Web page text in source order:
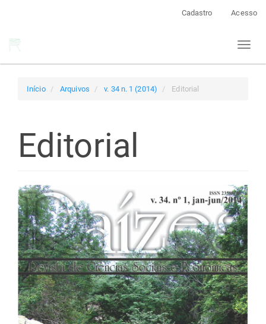
Cadastro Acesso
Toggle
Início Arquivos v. 34 n. 1 (2014) Editorial
Editorial
Barra
lateral
de
artigos